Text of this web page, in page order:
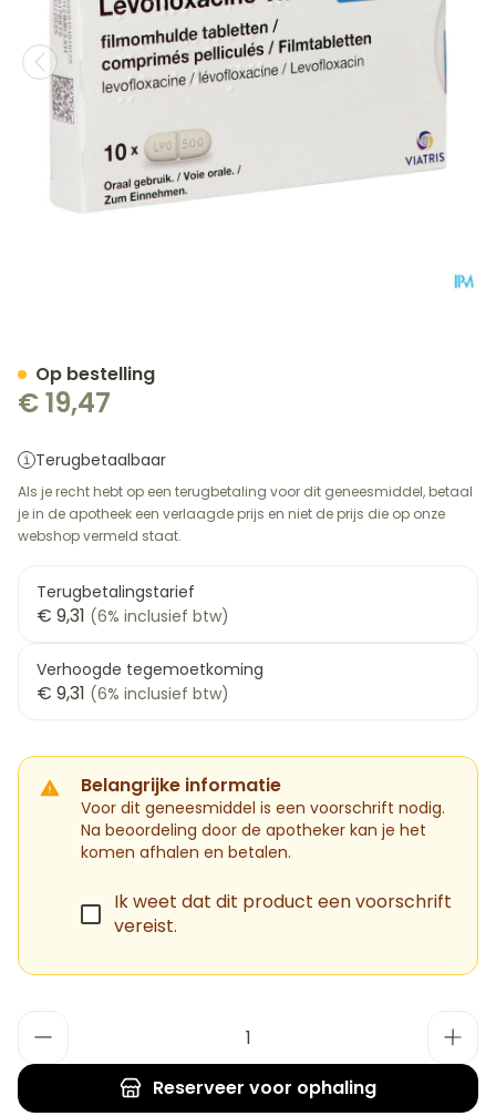
€ 19,47
Terugbetaalbaar
Als je recht hebt op een terugbetaling voor dit geneesmiddel, betaal
je in de apotheek een verlaagde prijs en niet de prijs die op onze
webshop vermeld staat.
Terugbetalingstarief
€ 9,31 (6% inclusief btw)
Verhoogde tegemoetkoming
€ 9,31 (6% inclusief btw)
Belangrijke informatie
Voor dit geneesmiddel is een voorschrift nodig.
Na beoordeling door de apotheker kan je het
komen afhalen en betalen.
Ik weet dat dit product een voorschrift
vereist.
Reserveer voor ophaling
Op bestelling